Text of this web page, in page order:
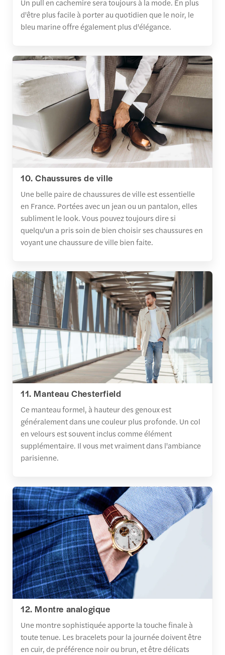
Un pull en cachemire sera toujours à la mode. En plus
d'être plus facile à porter au quotidien que le noir, le
bleu marine offre également plus d'élégance.
10. Chaussures de ville
Une belle paire de chaussures de ville est essentielle
en France. Portées avec un jean ou un pantalon, elles
subliment le look. Vous pouvez toujours dire si
quelqu'un a pris soin de bien choisir ses chaussures en
voyant une chaussure de ville bien faite.
11. Manteau Chesterfield
Ce manteau formel, à hauteur des genoux est
généralement dans une couleur plus profonde. Un col
en velours est souvent inclus comme élément
supplémentaire. Il vous met vraiment dans l'ambiance
parisienne.
12. Montre analogique
Une montre sophistiquée apporte la touche finale à
toute tenue. Les bracelets pour la journée doivent être
en cuir, de préférence noir ou brun, et être délicats